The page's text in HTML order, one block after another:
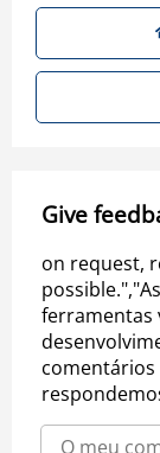
Give
on request,
ferramentas
comentários